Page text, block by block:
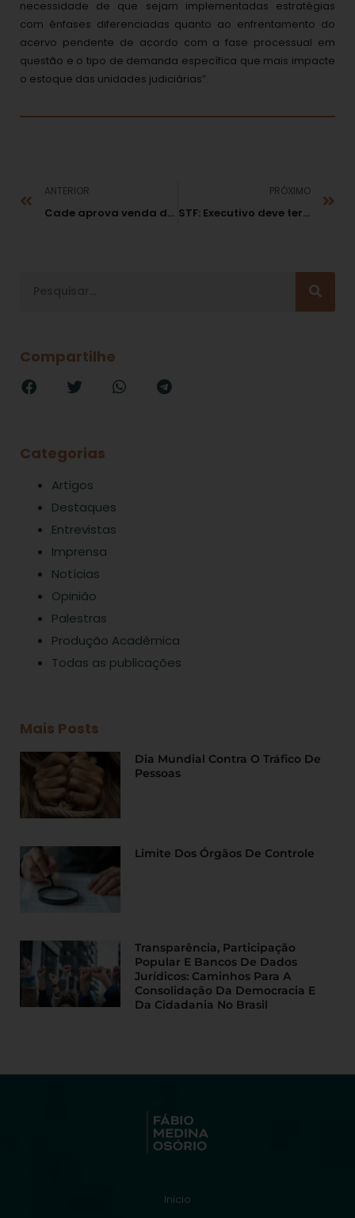
necessidade de que sejam implementadas estratégias
com ênfases diferenciadas quanto ao enfrentamento do
acervo pendente de acordo com a fase processual em
questão e o tipo de demanda específica que mais impacte
o estoque das unidades judiciárias”.
ANTERIOR
Cade aprova venda de lojas da Via Varejo para Cybelar
PRÓXIMO
STF: Executivo deve ter critérios para demitir dirigente de agência reguladora
Compartilhe
Categorias
Artigos
Destaques
Entrevistas
Imprensa
Notícias
Opinião
Palestras
Produção Acadêmica
Todas as publicações
Mais Posts
Dia Mundial Contra O Tráfico De
Pessoas
Limite Dos Órgãos De Controle
Transparência, Participação
Popular E Bancos De Dados
Jurídicos: Caminhos Para A
Consolidação Da Democracia E
Da Cidadania No Brasil
Início